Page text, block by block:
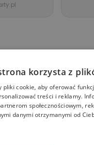
korzysta z
pliki cookie, aby oferować
treści i reklamy.
społecznościowym,
danymi otrzymanymi od